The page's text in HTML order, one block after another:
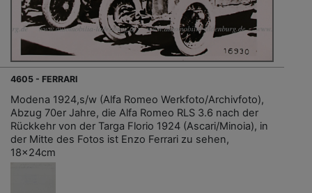
4605 - FERRARI
Modena 1924,s/w (Alfa Romeo Werkfoto/Archivfoto),
Abzug 70er Jahre, die Alfa Romeo RLS 3.6 nach der
Rückkehr von der Targa Florio 1924 (Ascari/Minoia), in
der Mitte des Fotos ist Enzo Ferrari zu sehen,
18x24cm